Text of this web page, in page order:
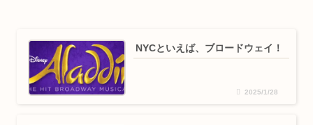
NYCといえば、ブロードウェイ！
2025/1/28